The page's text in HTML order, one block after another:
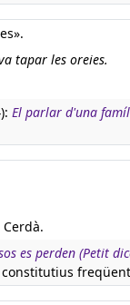
tapar les oreies.
El parlar d'una
es perden (Petit